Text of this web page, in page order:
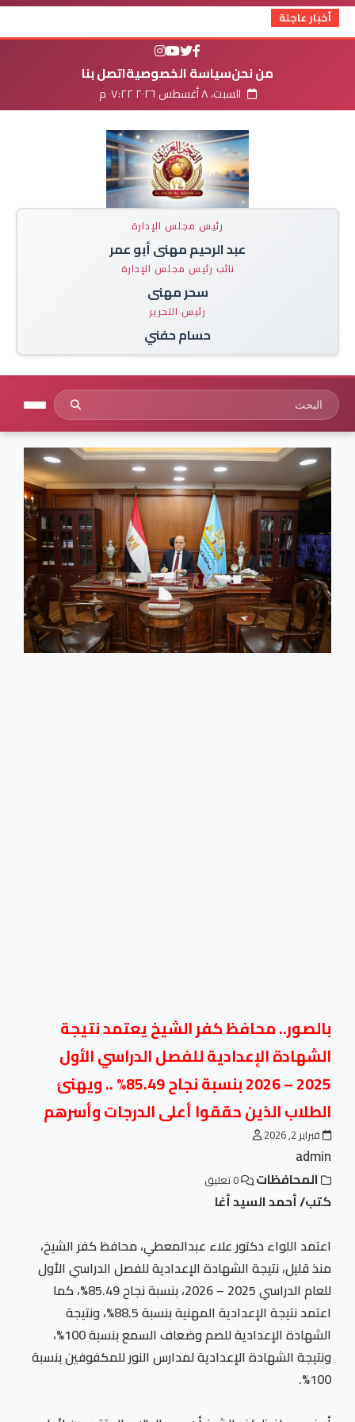
أخبار عاجلة
من نحنسياسة الخصوصيةاتصل بنا
السبت، ٨ أغسطس ٢٠٢٦ ٠٧:٢٢ م
رئيس مجلس الإدارة
عبد الرحيم مهنى أبو عمر
نائب رئيس مجلس الإدارة
سحر مهنى
رئيس التحرير
حسام حفني
بالصور.. محافظ كفر الشيخ يعتمد نتيجة
الشهادة الإعدادية للفصل الدراسي الأول
2025 – 2026 بنسبة نجاح 85.49% .. ويهنئ
الطلاب الذين حققوا أعلى الدرجات وأسرهم
فبراير 2, 2026
admin
المحافظات
كتب/ أحمد السيد أغا
اعتمد اللواء دكتور علاء عبدالمعطي، محافظ كفر الشيخ،
منذ قليل، نتيجة الشهادة الإعدادية للفصل الدراسي الأول
للعام الدراسي 2025 – 2026، بنسبة نجاح 85.49%، كما
اعتمد نتيجة الإعدادية المهنية بنسبة 88.5%، ونتيجة
الشهادة الإعدادية للصم وضعاف السمع بنسبة 100%،
ونتيجة الشهادة الإعدادية لمدارس النور للمكفوفين بنسبة
100%.